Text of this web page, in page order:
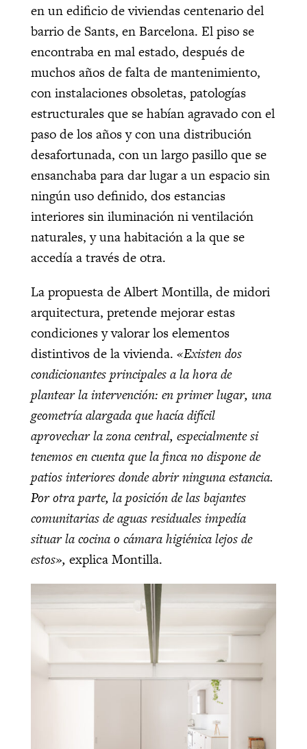
en un edificio de viviendas centenario del
barrio de Sants, en Barcelona. El piso se
encontraba en mal estado, después de
muchos años de falta de mantenimiento,
con instalaciones obsoletas, patologías
estructurales que se habían agravado con el
paso de los años y con una distribución
desafortunada, con un largo pasillo que se
ensanchaba para dar lugar a un espacio sin
ningún uso definido, dos estancias
interiores sin iluminación ni ventilación
naturales, y una habitación a la que se
accedía a través de otra.
La propuesta de Albert Montilla, de midori
arquitectura, pretende mejorar estas
condiciones y valorar los elementos
distintivos de la vivienda. «Existen dos
condicionantes principales a la hora de
plantear la intervención: en primer lugar, una
geometría alargada que hacía difícil
aprovechar la zona central, especialmente si
tenemos en cuenta que la finca no dispone de
patios interiores donde abrir ninguna estancia.
Por otra parte, la posición de las bajantes
comunitarias de aguas residuales impedía
situar la cocina o cámara higiénica lejos de
estos», explica Montilla.